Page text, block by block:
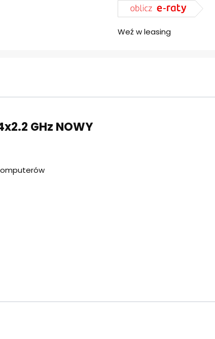
Weź w leasing
GHz NOWY